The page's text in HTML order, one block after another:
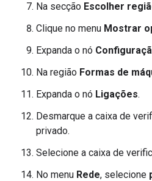
Na secção Escolher
Clique no menu Mostrar
Expanda o nó
Na região Formas de
Expanda o nó Ligações.
Desmarque a caixa de
privado.
Selecione a caixa de
No menu Rede, selecione